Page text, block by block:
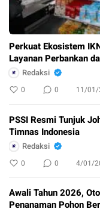
Perkuat Ekosistem
Layanan Perbankan
Redaksi
0 0 11/01/
PSSI Resmi Tunjuk
Timnas Indonesia
Redaksi
0 0 4/01/
Awali Tahun 2026,
Penanaman Pohon